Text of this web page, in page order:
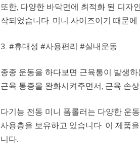
또한, 다양한 바닥면에 최적화 된 디자
작되었습니다. 미니 사이즈이기 때문
3. #휴대성 #사용편리 #실내운동
종종 운동을 하다보면 근육통이 발생
근육 통증을 완화시켜주면서, 근육 손
다기능 전동 미니 폼롤러는 다양한 운
사용층을 보유하고 있습니다. 이 제품
니다.